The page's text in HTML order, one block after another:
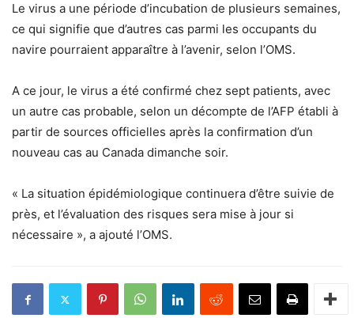
Le virus a une période d’incubation de plusieurs semaines,
ce qui signifie que d’autres cas parmi les occupants du
navire pourraient apparaître à l’avenir, selon l’OMS.
A ce jour, le virus a été confirmé chez sept patients, avec
un autre cas probable, selon un décompte de l’AFP établi à
partir de sources officielles après la confirmation d’un
nouveau cas au Canada dimanche soir.
« La situation épidémiologique continuera d’être suivie de
près, et l’évaluation des risques sera mise à jour si
nécessaire », a ajouté l’OMS.